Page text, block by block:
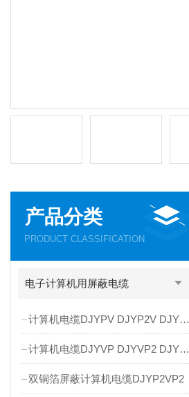
产品分类
PRODUCT CLASSIFICATION
电子计算机用屏蔽电缆
计算机电缆DJYPV DJYP2V DJYP3V
计算机电缆DJYVP DJYVP2 DJYVP3
双铜箔屏蔽计算机电缆DJYP2VP2